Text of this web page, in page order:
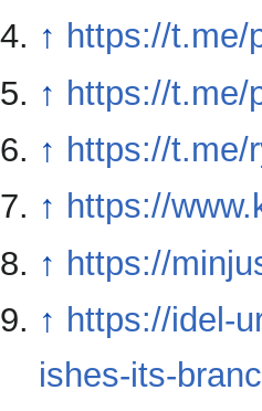
↑ https://t.me/
↑ https://t.me/
↑ https://t.me/
↑ https://
↑ https://
↑ https://idel-
ishes-its-